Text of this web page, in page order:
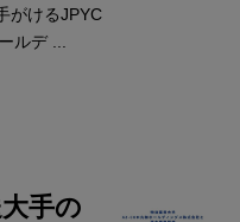
がけるJPYC
ルデ ...
手の